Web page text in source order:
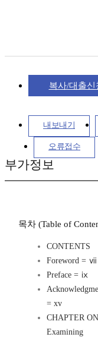
복사/대출신
내보내기
오류접수
부가정보
목차 (Table of
CONTENTS
Foreword = ⅶ
Preface = ⅸ
= xv
CHAPTER
Examining